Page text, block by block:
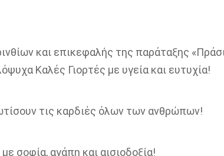
και επικεφαλής της παράταξης
Καλές Γιορτές με υγεία και ευτυχία!
τις καρδιές όλων των ανθρώπων!
σοφία, αγάπη και αισιοδοξία!